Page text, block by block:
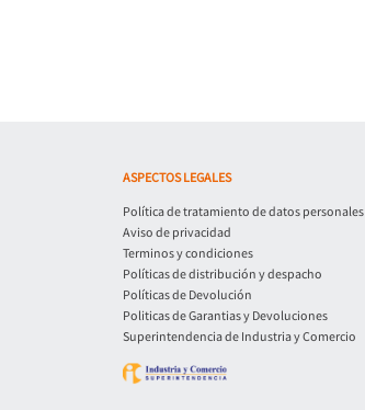
ASPECTOS LEGALES
Política de tratamiento de datos personales
Aviso de privacidad
Terminos y condiciones
Políticas de distribución y despacho
Políticas de Devolución
Politicas de Garantias y Devoluciones
Superintendencia de Industria y Comercio